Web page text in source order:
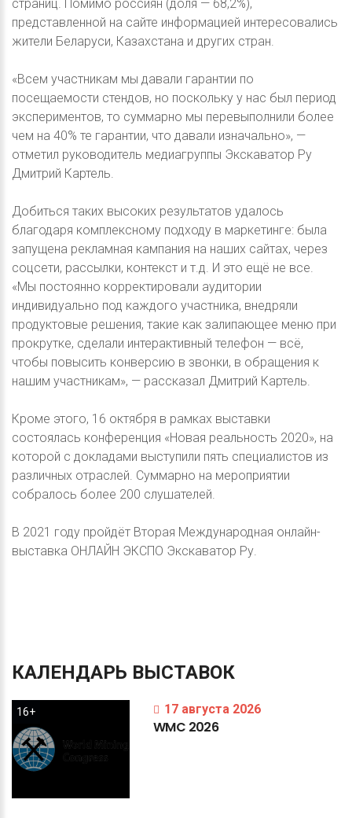
страниц. Помимо россиян (доля — 68,2%),
представленной на сайте информацией интересовались
жители Беларуси, Казахстана и других стран.
«Всем участникам мы давали гарантии по
посещаемости стендов, но поскольку у нас был период
экспериментов, то суммарно мы перевыполнили более
чем на 40% те гарантии, что давали изначально», —
отметил руководитель медиагруппы Экскаватор Ру
Дмитрий Картель.
Добиться таких высоких результатов удалось
благодаря комплексному подходу в маркетинге: была
запущена рекламная кампания на наших сайтах, через
соцсети, рассылки, контекст и т.д. И это ещё не все.
«Мы постоянно корректировали аудитории
индивидуально под каждого участника, внедряли
продуктовые решения, такие как залипающее меню при
прокрутке, сделали интерактивный телефон — всё,
чтобы повысить конверсию в звонки, в обращения к
нашим участникам», — рассказал Дмитрий Картель.
Кроме этого, 16 октября в рамках выставки
состоялась конференция «Новая реальность 2020», на
которой с докладами выступили пять специалистов из
различных отраслей. Суммарно на мероприятии
собралось более 200 слушателей.
В 2021 году пройдёт Вторая Международная онлайн-
выставка ОНЛАЙН ЭКСПО Экскаватор Ру.
КАЛЕНДАРЬ ВЫСТАВОК
16+ 17 августа 2026
WMC 2026